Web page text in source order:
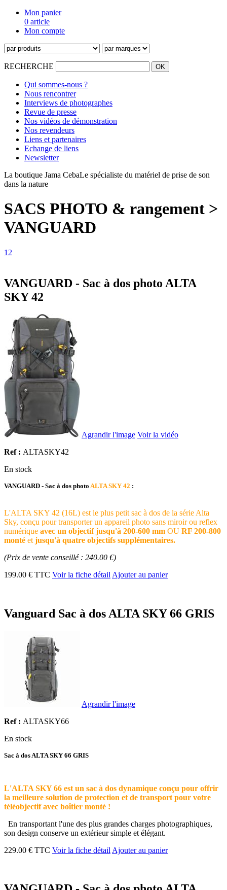
Mon panier
0 article
Mon compte
RECHERCHE
Qui sommes-nous ?
Nous rencontrer
Interviews de photographes
Revue de presse
Nos vidéos de démonstration
Nos revendeurs
Liens et partenaires
Echange de liens
Newsletter
La boutique Jama CebaLe spécialiste du matériel de prise de son
dans la nature
SACS PHOTO & rangement >
VANGUARD
1 2
VANGUARD - Sac à dos photo ALTA
SKY 42
Agrandir l'image Voir la vidéo
Ref : ALTASKY42
En stock
VANGUARD - Sac à dos photo ALTA SKY 42 :
L'ALTA SKY 42 (16L) est le plus petit sac à dos de la série Alta
Sky, conçu pour transporter un appareil photo sans miroir ou reflex
numérique avec un objectif jusqu'à 200-600 mm OU RF 200-800
monté et jusqu'à quatre objectifs supplémentaires.
(Prix de vente conseillé : 240.00 €)
199.00 € TTC Voir la fiche détail Ajouter au panier
Vanguard Sac à dos ALTA SKY 66 GRIS
Agrandir l'image
Ref : ALTASKY66
En stock
Sac à dos ALTA SKY 66 GRIS
L'ALTA SKY 66 est un sac à dos dynamique conçu pour offrir
la meilleure solution de protection et de transport pour votre
téléobjectif avec boîtier monté !
En transportant l'une des plus grandes charges photographiques,
son design conserve un extérieur simple et élégant.
229.00 € TTC Voir la fiche détail Ajouter au panier